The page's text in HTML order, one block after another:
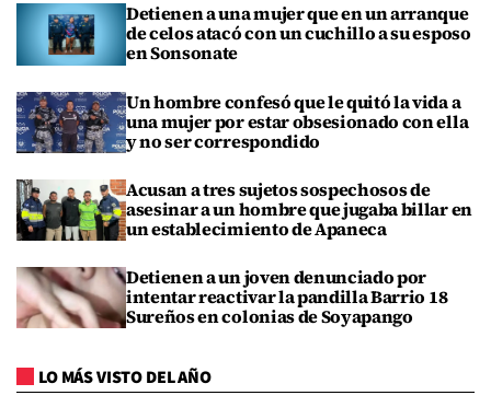
Detienen a una mujer que en un arranque
de celos atacó con un cuchillo a su esposo
en Sonsonate
Un hombre confesó que le quitó la vida a
una mujer por estar obsesionado con ella
y no ser correspondido
Acusan a tres sujetos sospechosos de
asesinar a un hombre que jugaba billar en
un establecimiento de Apaneca
Detienen a un joven denunciado por
intentar reactivar la pandilla Barrio 18
Sureños en colonias de Soyapango
LO MÁS VISTO DEL AÑO